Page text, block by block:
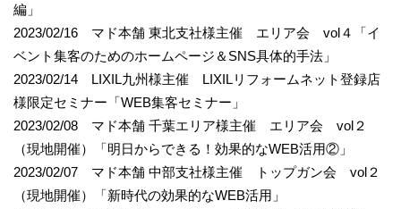
編」
2023/02/16 マド本舗 東北支社様主催 エリア会 vol４「イ
ベント集客のためのホームページ＆SNS具体的手法」
2023/02/14 LIXIL九州様主催 LIXILリフォームネット登録店
様限定セミナー「WEB集客セミナー」
2023/02/08 マド本舗 千葉エリア様主催 エリア会 vol２
（現地開催）「明日からできる！効果的なWEB活用②」
2023/02/07 マド本舗 中部支社様主催 トップガン会 vol２
（現地開催）「新時代の効果的なWEB活用」